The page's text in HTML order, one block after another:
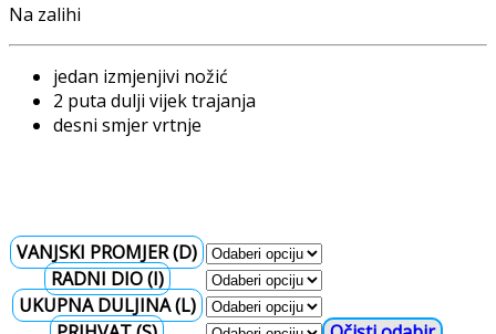
Na zalihi
jedan izmjenjivi nožić
2 puta dulji vijek trajanja
desni smjer vrtnje
VANJSKI PROMJER (D)
RADNI DIO (I)
UKUPNA DULJINA (L)